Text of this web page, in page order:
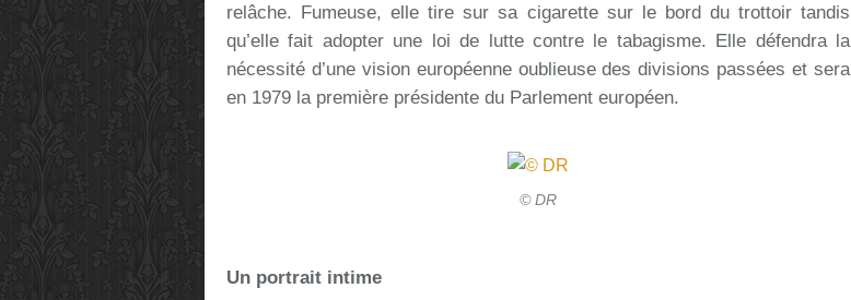
relâche. Fumeuse, elle tire sur sa cigarette sur le bord du trottoir tandis
qu’elle fait adopter une loi de lutte contre le tabagisme. Elle défendra la
nécessité d’une vision européenne oublieuse des divisions passées et sera
en 1979 la première présidente du Parlement européen.
© DR
Un portrait intime